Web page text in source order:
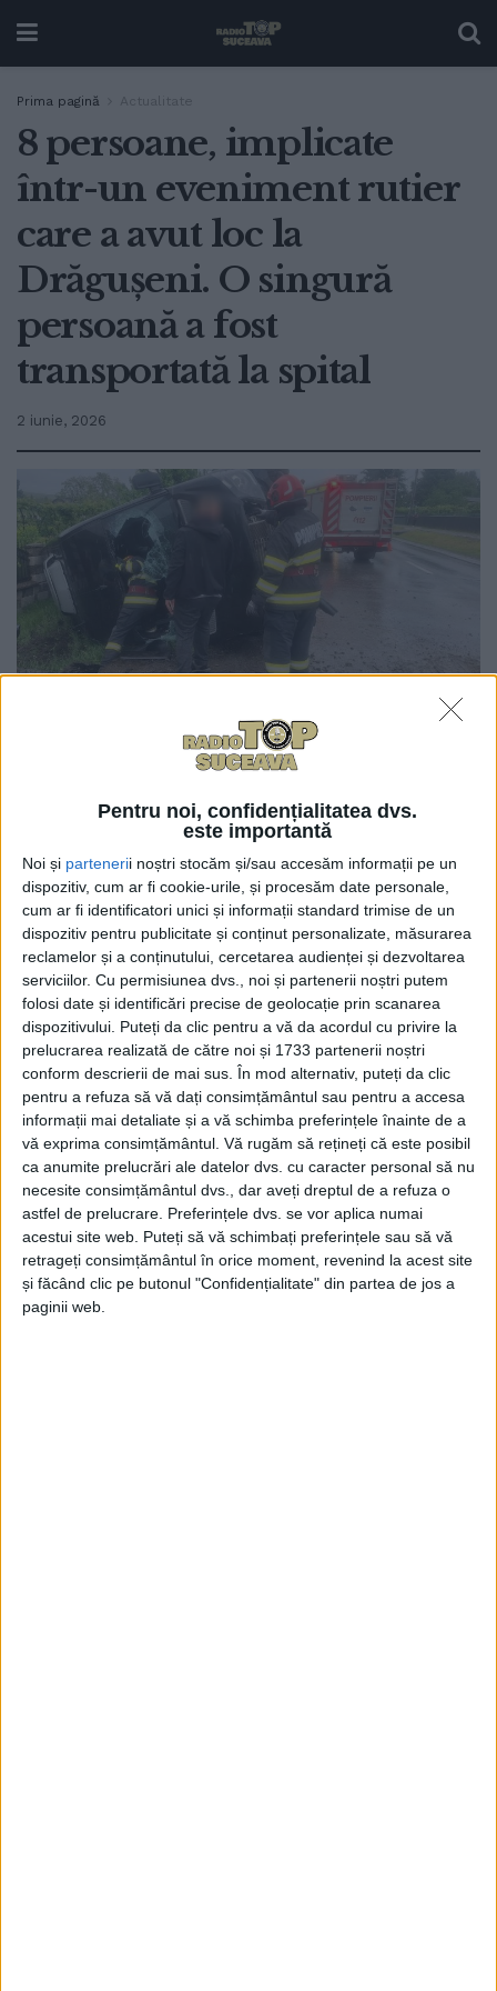
Pentru noi, confidențialitatea dvs.
este importantă
Noi și partenerii noștri stocăm și/sau accesăm informații pe un
dispozitiv, cum ar fi cookie-urile, și procesăm date personale,
cum ar fi identificatori unici și informații standard trimise de un
dispozitiv pentru publicitate și conținut personalizate, măsurarea
reclamelor și a conținutului, cercetarea audienței și dezvoltarea
serviciilor. Cu permisiunea dvs., noi și partenerii noștri putem
folosi date și identificări precise de geolocație prin scanarea
dispozitivului. Puteți da clic pentru a vă da acordul cu privire la
prelucrarea realizată de către noi și 1733 partenerii noștri
conform descrierii de mai sus. În mod alternativ, puteți da clic
pentru a refuza să vă dați consimțământul sau pentru a accesa
informații mai detaliate și a vă schimba preferințele înainte de a
vă exprima consimțământul. Vă rugăm să rețineți că este posibil
ca anumite prelucrări ale datelor dvs. cu caracter personal să nu
necesite consimțământul dvs., dar aveți dreptul de a refuza o
astfel de prelucrare. Preferințele dvs. se vor aplica numai
acestui site web. Puteți să vă schimbați preferințele sau să vă
retrageți consimțământul în orice moment, revenind la acest site
și făcând clic pe butonul "Confidențialitate" din partea de jos a
paginii web.
Prima pagină Actualitate
8 persoane, implicate
într-un eveniment rutier
care a avut loc la
Drăgușeni. O singură
persoană a fost
transportată la spital
2 iunie, 2026
raza comunei Drăgușeni. Au intervenit pompierii
autospecială pentru descarcerare și o ambulanță
SMURD B2, cu sprijinul a trei echipaje SAJ. La fața
locului au fost identificate opt persoane, patru dintre
acestea fiind monitorizate de cadrele medicale și
paramedicale. Un singur bărbat, în vîrstă de 43 de
ani, conștient și cooperant, a fost transportat la spital
cu dureri la un membru superior.
Tags: Accident Drăgușeni microbuz răsturnat
Articolesimilare